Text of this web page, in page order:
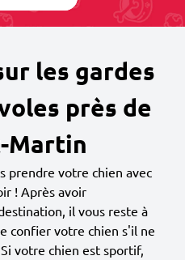
les gardes
près de
Martin
prendre votre chien avec
! Après avoir
il vous reste à
confier votre chien s'il ne
votre chien est sportif,